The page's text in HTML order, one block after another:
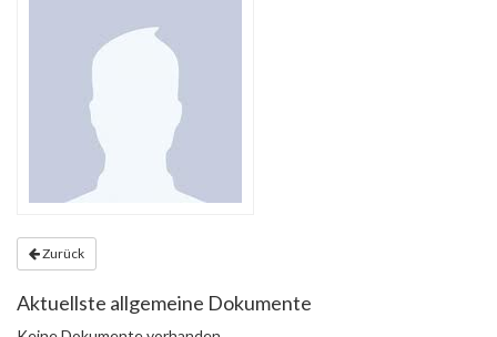
Zurück
Aktuellste allgemeine Dokumente